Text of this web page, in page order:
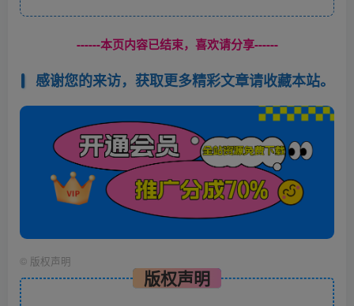
------本页内容已结束，喜欢请分享------
感谢您的来访，获取更多精彩文章请收藏本站。
© 版权声明
版权声明